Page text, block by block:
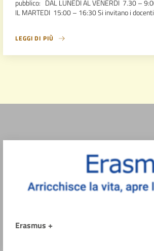
pubblico: DAL LUNEDI AL VENERDI 7.30 –
IL MARTEDI 15:00 – 16:30 Si invitano i
LEGGI DI PIÙ
Erasmus +